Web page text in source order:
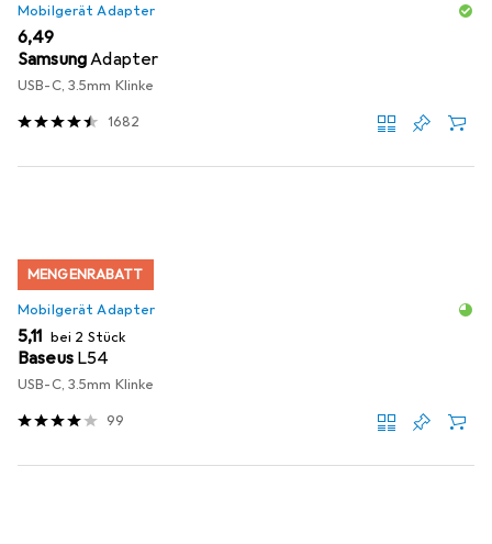
Mobilgerät Adapter
EUR
6,49
SamsungAdapter
USB-C, 3.5mm Klinke
1682
MENGENRABATT
Mobilgerät Adapter
EUR
5,11 bei 2 Stück
Baseus L54
USB-C, 3.5mm Klinke
99